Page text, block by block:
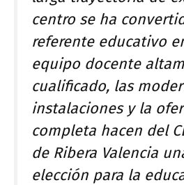
centro se ha
referente educativo
equipo docente
cualificado, las
instalaciones y la
completa hacen del
de Ribera Valencia
elección para la